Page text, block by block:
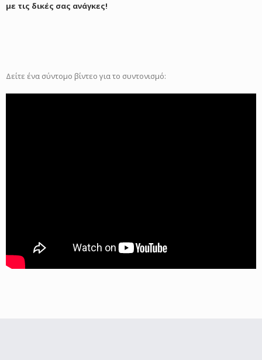
με τις δικές σας ανάγκες!
Δείτε ένα σύντομο βίντεο για το συντονισμό: